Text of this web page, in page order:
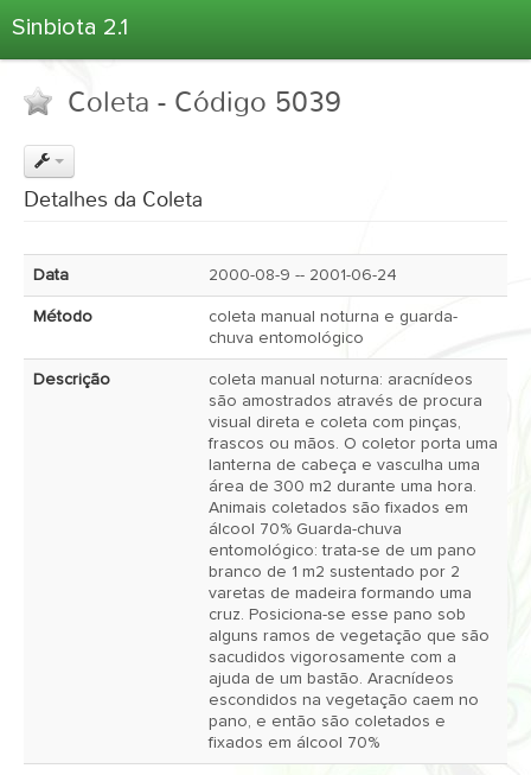
Sinbiota 2.1
Informações Ambientais
Coletas
Atlas 2.1
Sobre o Sinbiota
Coleta - Código 5039
Detalhes da Coleta
Data 2000-08-9 -- 2001-06-24
Método
coleta manual noturna e guarda-
chuva entomológico
Descrição
coleta manual noturna: aracnídeos
são amostrados através de procura
visual direta e coleta com pinças,
frascos ou mãos. O coletor porta uma
lanterna de cabeça e vasculha uma
área de 300 m2 durante uma hora.
Animais coletados são fixados em
álcool 70% Guarda-chuva
entomológico: trata-se de um pano
branco de 1 m2 sustentado por 2
varetas de madeira formando uma
cruz. Posiciona-se esse pano sob
alguns ramos de vegetação que são
sacudidos vigorosamente com a
ajuda de um bastão. Aracnídeos
escondidos na vegetação caem no
pano, e então são coletados e
fixados em álcool 70%